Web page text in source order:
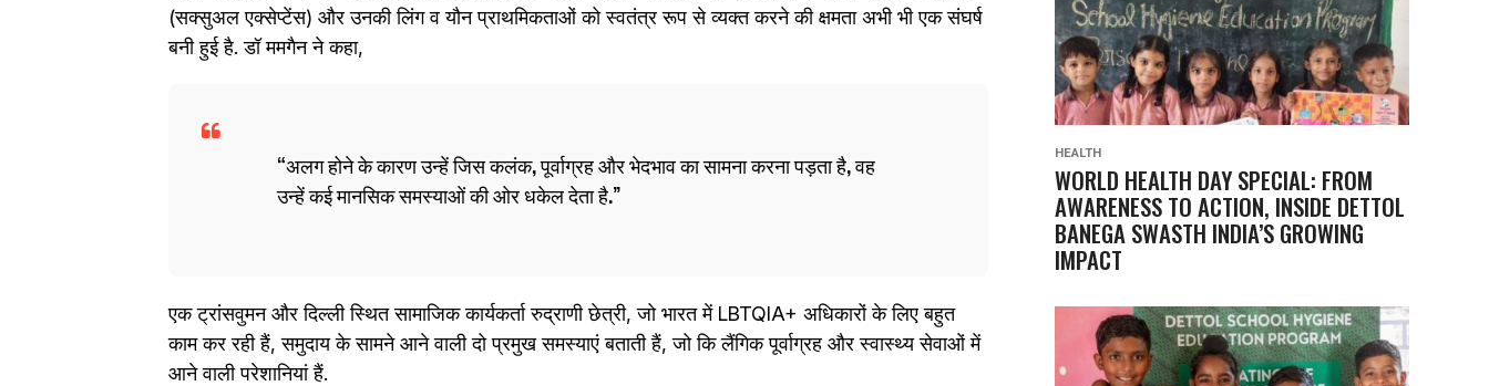
(सक्‍सुअल एक्‍सेप्‍टेंस) और उनकी लिंग व यौन प्राथमिकताओं को स्वतंत्र रूप से व्यक्त करने की क्षमता अभी भी एक संघर्ष
बनी हुई है. डॉ ममगैन ने कहा,
अलग होने के कारण उन्हें जिस कलंक, पूर्वाग्रह और भेदभाव का सामना करना पड़ता है, वह
उन्हें कई मानसिक समस्याओं की ओर धकेल देता है.
एक ट्रांसवुमन और दिल्ली स्थित सामाजिक कार्यकर्ता रुद्राणी छेत्री, जो भारत में LBTQIA+ अधिकारों के लिए बहुत
काम कर रही हैं, समुदाय के सामने आने वाली दो प्रमुख समस्याएं बताती हैं, जो कि लैंगिक पूर्वाग्रह और स्वास्थ्य सेवाओं में
आने वाली परेशानियां हैं.
HEALTH
WORLD HEALTH DAY SPECIAL: FROM
AWARENESS TO ACTION, INSIDE DETTOL
BANEGA SWASTH INDIA’S GROWING
IMPACT